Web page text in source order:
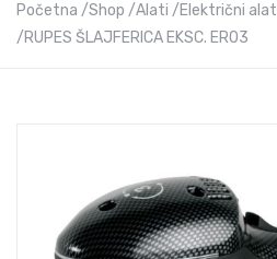
Početna Shop Alati
Električni alat
RUPES ŠLAJFERICA EKSC. ER03